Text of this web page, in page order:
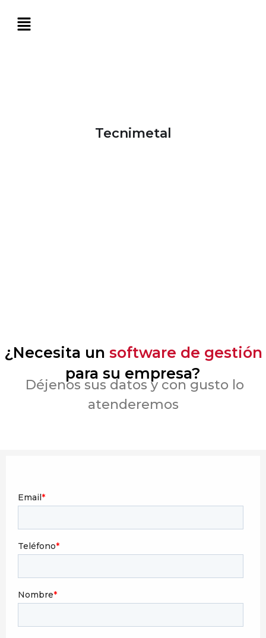
Tecnimetal
¿Necesita un software de gestión
para su empresa?
Déjenos sus datos y con gusto lo
atenderemos